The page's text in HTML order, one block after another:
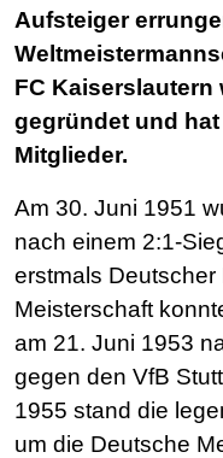
Aufsteiger
FC Kaiserslautern
gegründet und hat
Mitglieder.
Am 30. Juni 1951
nach einem 2:1-
erstmals
Meisterschaft
am 21. Juni 1953
gegen den VfB
1955 stand die
um die Deutsche